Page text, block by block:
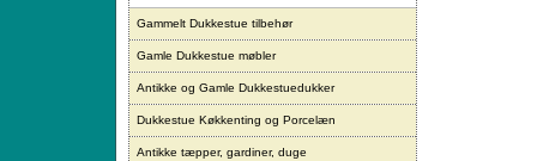
Gammelt Dukkestue tilbehør
Gamle Dukkestue møbler
Antikke og Gamle Dukkestuedukker
Dukkestue Køkkenting og Porcelæn
Antikke tæpper, gardiner, duge